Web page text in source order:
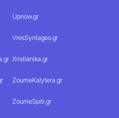
Upnow.gr
VresSyntages.gr
Xristianika.gr
ZoumeKalytera.gr
ZoumeSpiti.gr